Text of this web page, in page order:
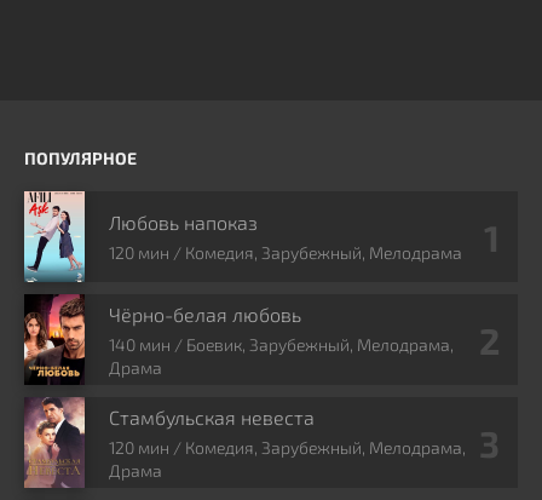
ПОПУЛЯРНОЕ
Любовь напоказ
120 мин / Комедия, Зарубежный, Мелодрама
Чёрно-белая любовь
140 мин / Боевик, Зарубежный, Мелодрама,
Драма
Стамбульская невеста
120 мин / Комедия, Зарубежный, Мелодрама,
Драма